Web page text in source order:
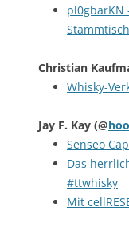
pl0gbarKN
Christian
Whisky-
Jay F. Kay (@
Senseo
Das
#ttwhisky
Mit